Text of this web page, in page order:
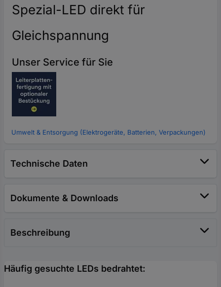
Spezial-LED direkt für
Gleichspannung
Unser Service für Sie
Umwelt & Entsorgung (Elektrogeräte, Batterien, Verpackungen)
Technische Daten
Dokumente & Downloads
Beschreibung
Häufig gesuchte LEDs bedrahtet: